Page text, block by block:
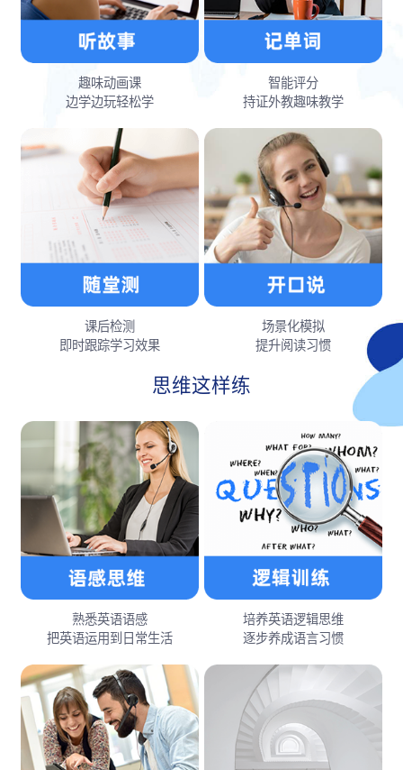
趣味动画课
边学边玩轻松学
智能评分
持证外教趣味教学
课后检测
即时跟踪学习效果
场景化模拟
提升阅读习惯
思维这样练
熟悉英语语感
把英语运用到日常生活
培养英语逻辑思维
逐步养成语言习惯